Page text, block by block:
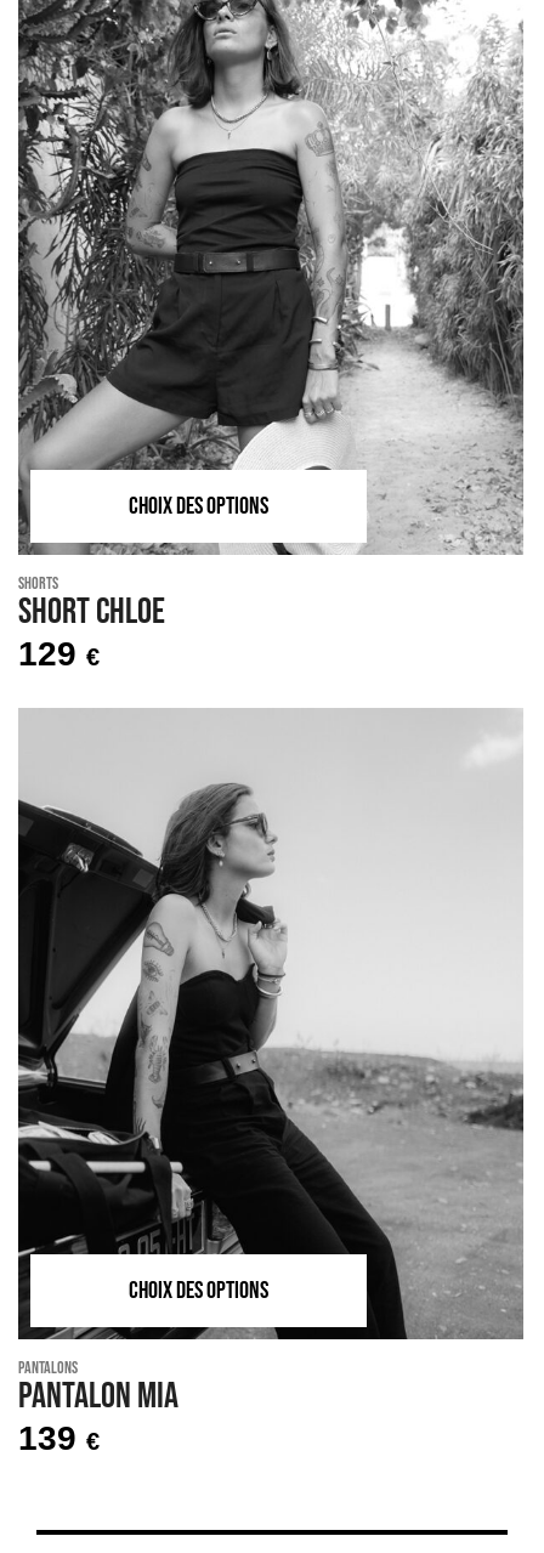
CHOIX DES OPTIONS
Shorts
Short CHLOE
129 €
CHOIX DES OPTIONS
Pantalons
Pantalon MIA
139 €